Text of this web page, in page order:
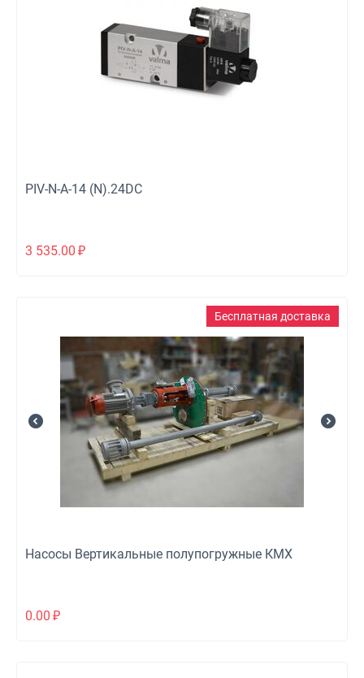
PIV-N-A-14 (N).24DC
3 535.00 ₽
Бесплатная доставка
Насосы Вертикальные полупогружные КМХ
0.00 ₽